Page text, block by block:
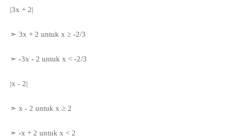
|3x + 2|
➣ 3x + 2 untuk x ≥ -2/3
➣ -3x - 2 untuk x < -2/3
|x - 2|
➣ x - 2 untuk x ≥ 2
➣ -x + 2 untuk x < 2